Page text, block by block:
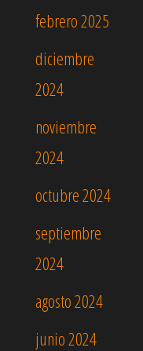
febrero 2025
diciembre
2024
noviembre
2024
octubre 2024
septiembre
2024
agosto 2024
junio 2024